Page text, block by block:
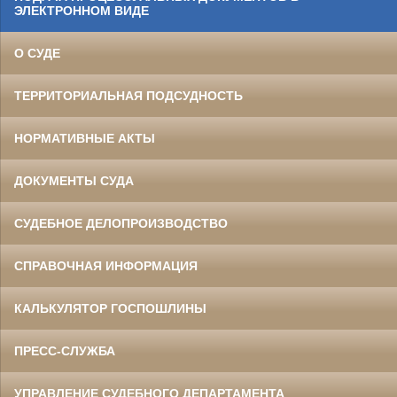
ЭЛЕКТРОННОМ ВИДЕ
О СУДЕ
ТЕРРИТОРИАЛЬНАЯ ПОДСУДНОСТЬ
НОРМАТИВНЫЕ АКТЫ
ДОКУМЕНТЫ СУДА
СУДЕБНОЕ ДЕЛОПРОИЗВОДСТВО
СПРАВОЧНАЯ ИНФОРМАЦИЯ
КАЛЬКУЛЯТОР ГОСПОШЛИНЫ
ПРЕСС-СЛУЖБА
УПРАВЛЕНИЕ СУДЕБНОГО ДЕПАРТАМЕНТА